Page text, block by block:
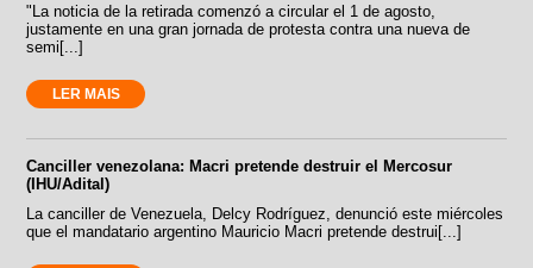
"La noticia de la retirada comenzó a circular el 1 de agosto,
justamente en una gran jornada de protesta contra una nueva de
semi[...]
LER MAIS
Canciller venezolana: Macri pretende destruir el Mercosur
(IHU/Adital)
La canciller de Venezuela, Delcy Rodríguez, denunció este miércoles
que el mandatario argentino Mauricio Macri pretende destrui[...]